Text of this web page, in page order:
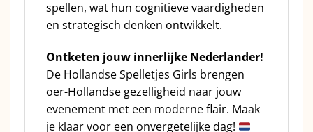
spellen, wat hun cognitieve vaardigheden
en strategisch denken ontwikkelt.
Ontketen jouw innerlijke Nederlander!
De Hollandse Spelletjes Girls brengen
oer-Hollandse gezelligheid naar jouw
evenement met een moderne flair. Maak
je klaar voor een onvergetelijke dag!